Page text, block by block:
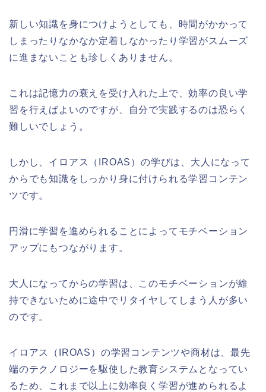
新しい知識を身につけようとしても、時間がかかって
しまったりなかなか定着しなかったり学習がスムーズ
に進まないことも珍しくありません。
これは記憶力の衰えを受け入れた上で、効率の良い学
習を行えばよいのですが、自分で実践するのは恐らく
難しいでしょう。
しかし、イロアス（ IROAS ）の学びは、大人になって
からでも知識をしっかり身に付けられる学習コンテン
ツです。
円滑に学習を進められることによってモチベーション
アップにもつながります。
大人になってからの学習は、このモチベーションが維
持できないために途中でリタイヤしてしまう人が多い
のです。
イロアス（ IROAS ）の学習コンテンツや商材は、最先
端のテクノロジーを駆使した教育システムとなってい
るため、これまで以上に効率良く学習が進められるよ